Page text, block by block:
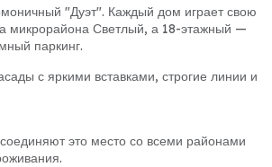
"Дуэт". Каждый дом играет свою
микрорайона Светлый, а 18-этажный —
паркинг.
с яркими вставками, строгие линии и
это место со всеми районами